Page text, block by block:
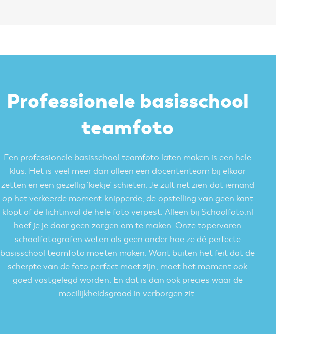
Professionele basisschool
teamfoto
Een professionele basisschool teamfoto laten maken is een hele
klus. Het is veel meer dan alleen een docententeam bij elkaar
zetten en een gezellig ‘kiekje’ schieten. Je zult net zien dat iemand
op het verkeerde moment knipperde, de opstelling van geen kant
klopt of de lichtinval de hele foto verpest. Alleen bij Schoolfoto.nl
hoef je je daar geen zorgen om te maken. Onze topervaren
schoolfotografen weten als geen ander hoe ze dé perfecte
basisschool teamfoto moeten maken. Want buiten het feit dat de
scherpte van de foto perfect moet zijn, moet het moment ook
goed vastgelegd worden. En dat is dan ook precies waar de
moeilijkheidsgraad in verborgen zit.